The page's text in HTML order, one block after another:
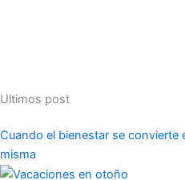
Ultimos post
Cuando el bienestar se convierte
misma